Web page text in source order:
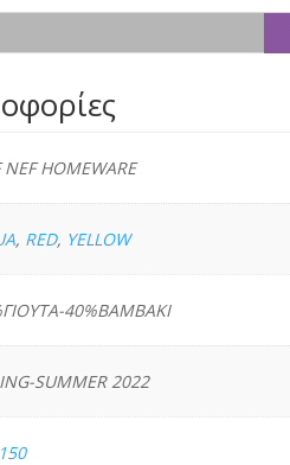
NEF HOMEWARE
, RED, YELLOW
40%ΒΑΜΒΑΚΙ
SUMMER 2022